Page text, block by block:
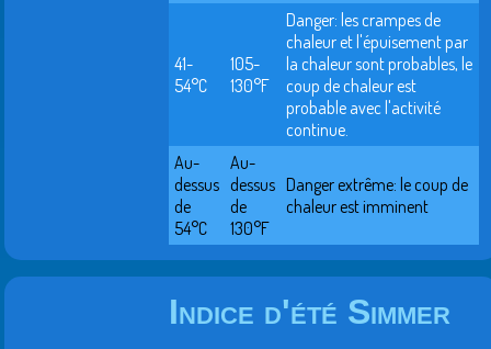
41-
54°C
105-
130°F
Danger: les crampes de
chaleur et l'épuisement par
la chaleur sont probables, le
coup de chaleur est
probable avec l'activité
continue.
Au-
dessus
de
54°C
Au-
dessus
de
130°F
Danger extrême: le coup de
chaleur est imminent
Indice d'été Simmer